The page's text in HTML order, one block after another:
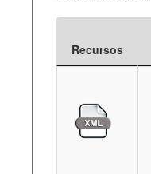
Recursos